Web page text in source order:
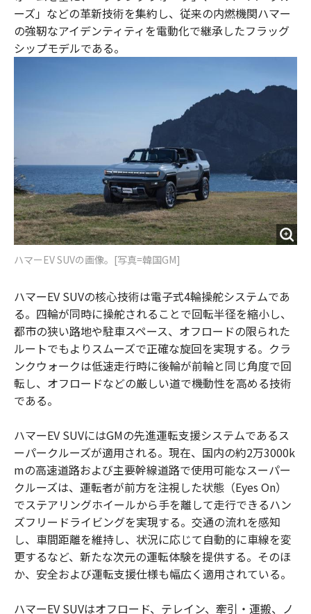
ーズ」などの革新技術を集約し、従来の内燃機関ハマー
の強靭なアイデンティティを電動化で継承したフラッグ
シップモデルである。
ハマーEV SUVの画像。[写真=韓国GM]
ハマーEV SUVの核心技術は電子式4輪操舵システムであ
る。四輪が同時に操舵されることで回転半径を縮小し、
都市の狭い路地や駐車スペース、オフロードの限られた
ルートでもよりスムーズで正確な旋回を実現する。クラ
ンクウォークは低速走行時に後輪が前輪と同じ角度で回
転し、オフロードなどの厳しい道で機動性を高める技術
である。
ハマーEV SUVにはGMの先進運転支援システムであるス
ーパークルーズが適用される。現在、国内の約2万3000k
mの高速道路および主要幹線道路で使用可能なスーパー
クルーズは、運転者が前方を注視した状態（Eyes On）
でステアリングホイールから手を離して走行できるハン
ズフリードライビングを実現する。交通の流れを感知
し、車間距離を維持し、状況に応じて自動的に車線を変
更するなど、新たな次元の運転体験を提供する。そのほ
か、安全および運転支援仕様も幅広く適用されている。
ハマーEV SUVはオフロード、テレイン、牽引・運搬、ノ